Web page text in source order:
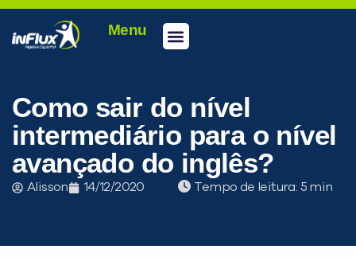
Menu
Como sair do nível
intermediário para o nível
avançado do inglês?
Alisson 14/12/2020 Tempo de leitura: